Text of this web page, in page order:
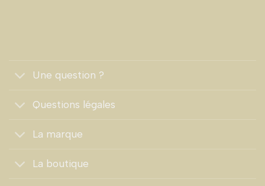
Une question ?
Questions légales
La marque
La boutique